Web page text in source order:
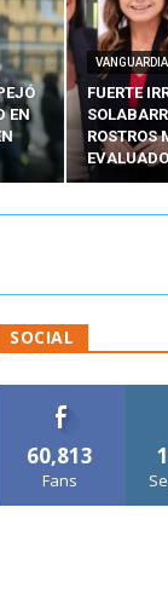
EN
VANGUARDIA
FUERTE
ROSTROS
SOCIAL
60,813
Fans